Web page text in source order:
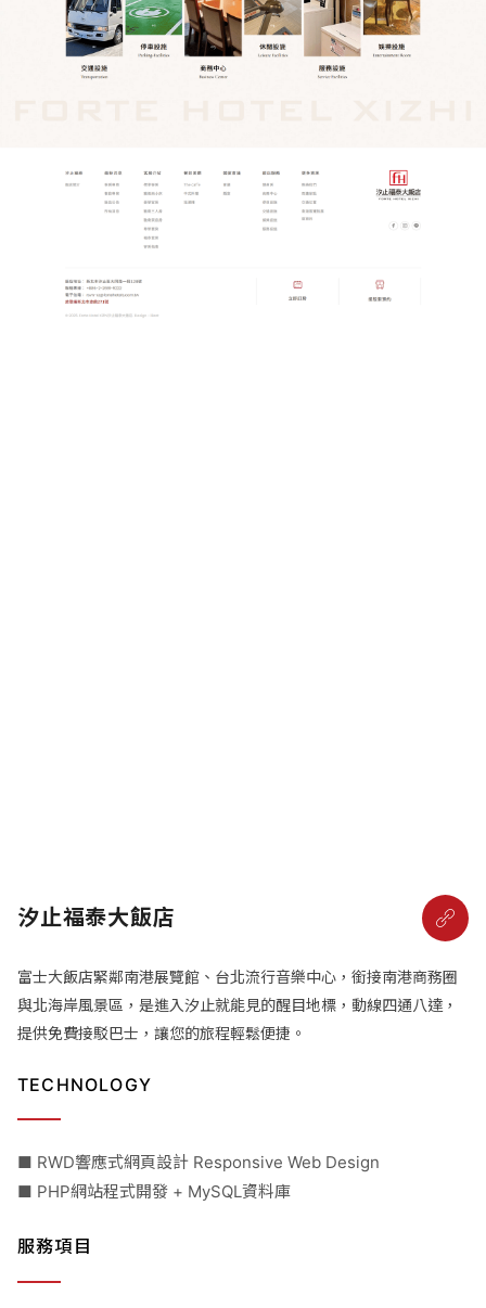
汐止福泰大飯店
富士大飯店緊鄰南港展覽館、台北流行音樂中心，銜接南港商務圈
與北海岸風景區，是進入汐止就能見的醒目地標，動線四通八達，
提供免費接駁巴士，讓您的旅程輕鬆便捷。
TECHNOLOGY
■ RWD響應式網頁設計 Responsive Web Design
■ PHP網站程式開發 + MySQL資料庫
服務項目